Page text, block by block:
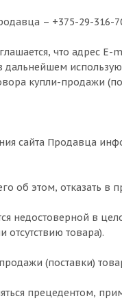
– +375-29-316-
что адрес
купли-продажи
сайта Продавца
об этом, отказать в
недостоверной в
товара).
(поставки)
прецедентом,